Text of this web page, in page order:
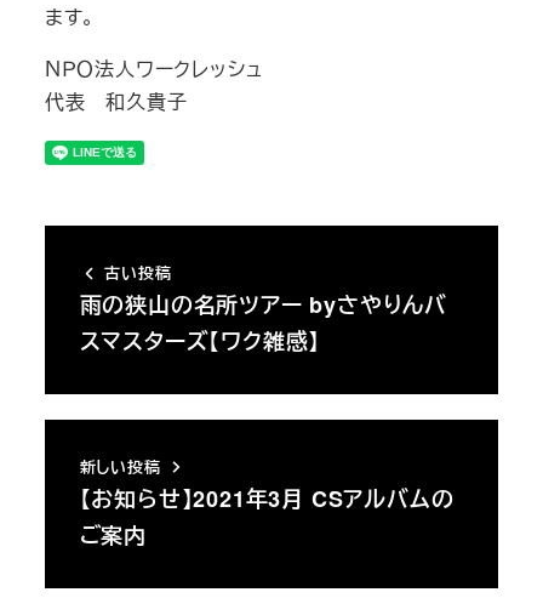
ます。
ＮＰＯ法人ワークレッシュ
代表 和久貴子
古い投稿
雨の狭山の名所ツアー byさやりんバ
スマスターズ【ワク雑感】
新しい投稿
【お知らせ】2021年3月 CSアルバムの
ご案内